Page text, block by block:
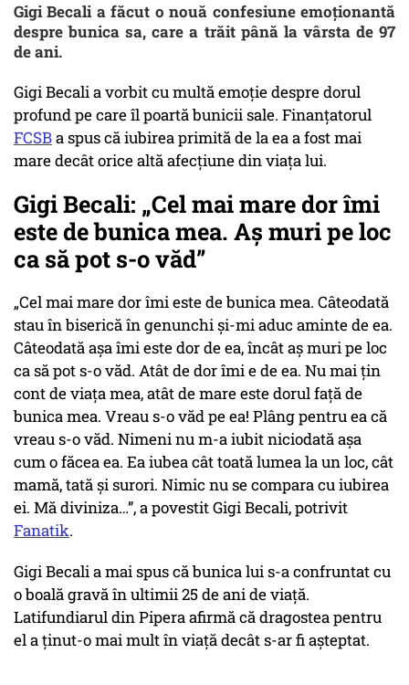
Gigi Becali a făcut o nouă confesiune emoționantă
despre bunica sa, care a trăit până la vârsta de 97
de ani.
Gigi Becali a vorbit cu multă emoție despre dorul
profund pe care îl poartă bunicii sale. Finanțatorul
FCSBa spus că iubirea primită de la ea a fost mai
mare decât orice altă afecțiune din viața lui.
Gigi Becali: „Cel mai mare dor îmi
este de bunica mea. Aș muri pe loc
ca să pot s-o văd”
„Cel mai mare dor îmi este de bunica mea. Câteodată
stau în biserică în genunchi și-mi aduc aminte de ea.
Câteodată așa îmi este dor de ea, încât aș muri pe loc
ca să pot s-o văd. Atât de dor îmi e de ea. Nu mai țin
cont de viața mea, atât de mare este dorul față de
bunica mea. Vreau s-o văd pe ea! Plâng pentru ea că
vreau s-o văd. Nimeni nu m-a iubit niciodată așa
cum o făcea ea. Ea iubea cât toată lumea la un loc, cât
mamă, tată și surori. Nimic nu se compara cu iubirea
ei. Mă diviniza…”, a povestit Gigi Becali, potrivit
Fanatik.
Gigi Becali a mai spus că bunica lui s-a confruntat cu
o boală gravă în ultimii 25 de ani de viață.
Latifundiarul din Pipera afirmă că dragostea pentru
el a ținut-o mai mult în viață decât s-ar fi așteptat.